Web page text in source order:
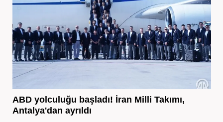
ABD yolculuğu başladı! İran Milli Takımı,
Antalya'dan ayrıldı